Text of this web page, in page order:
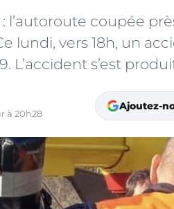
l’autoroute coupée
lundi, vers 18h, un
L’accident s’est
à 20h28
Ajoutez-